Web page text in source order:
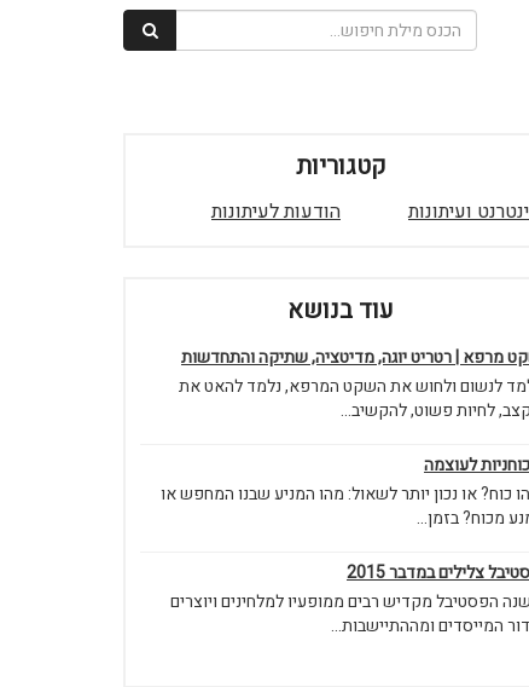
קטגוריות
ועיתונות הודעות לעיתונות
עוד בנושא
מרפא | רטריט יוגה, מדיטציה, שתיקה והתחדשות
לנשום ולחוש את השקט המרפא, נלמד להאט את
לחיות פשוט, להקשיב...
לעוצמה
כוח? או נכון יותר לשאול: מהו המניע שבנו המחפש או
מכוח? בזמן...
צלילים במדבר 2015
הפסטיבל מקדיש רבים ממופעיו למלחינים ויוצרים
המייסדים ומההתיישבות...